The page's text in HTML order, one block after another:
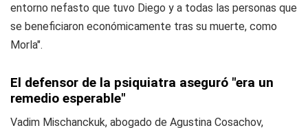
entorno nefasto que tuvo Diego y a todas las personas que
se beneficiaron económicamente tras su muerte, como
Morla".
El defensor de la psiquiatra aseguró "era un
remedio esperable"
Vadim Mischanckuk, abogado de Agustina Cosachov,